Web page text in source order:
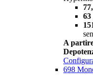
63
A
698